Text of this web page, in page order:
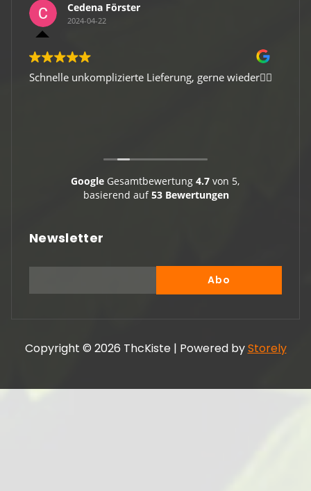
Cedena Förster
2024-04-22
Schnelle unkomplizierte Lieferung, gerne wieder👍🏻
GoogleGesamtbewertung 4.7von 5,
basierend auf53 Bewertungen
Newsletter
Copyright © 2026 ThcKiste | Powered byStorely